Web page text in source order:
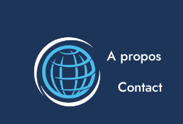
contenu
A propos
Contact